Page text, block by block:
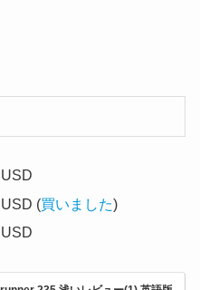
(買いました)